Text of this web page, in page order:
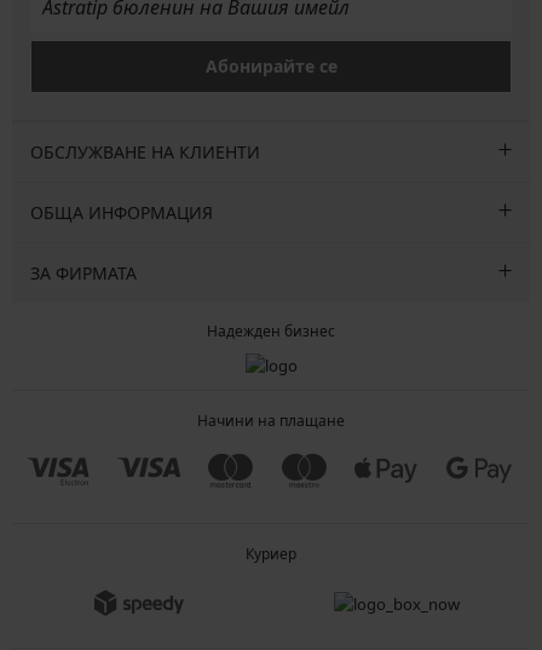
Абонирайте се
ОБСЛУЖВАНЕ НА КЛИЕНТИ
ОБЩА ИНФОРМАЦИЯ
ЗА ФИРМАТА
Надежден бизнес
Начини на плащане
Куриер